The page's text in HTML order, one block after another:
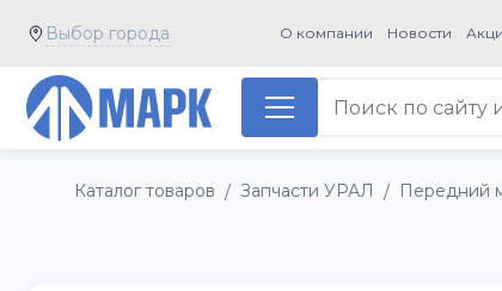
Выбор города О компании Новости
Каталог товаров / Запчасти УРАЛ / Передний